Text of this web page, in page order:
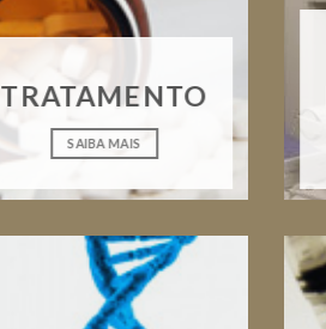
TRATAMENTO
SAIBA MAIS